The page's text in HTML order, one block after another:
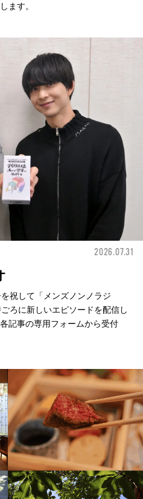
ます。
2026.07.31
祝して「メンズノンノラジ
ろに新しいエピソードを配信し
記事の専用フォームから受付